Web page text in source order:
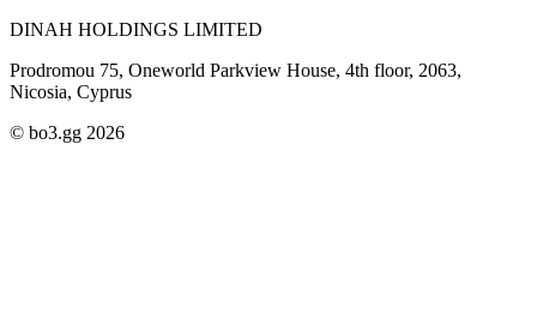
DINAH HOLDINGS LIMITED
Prodromou 75, Oneworld Parkview House, 4th floor, 2063,
Nicosia, Cyprus
© bo3.gg 2026